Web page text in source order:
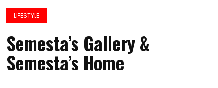
LIFESTYLE
Semesta’s Gallery &
Semesta’s Home